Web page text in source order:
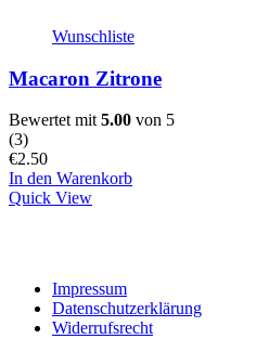
Wunschliste
Macaron Zitrone
Bewertet mit 5.00 von 5
(3)
€2.50
In den Warenkorb
Quick View
Impressum
Datenschutzerklärung
Widerrufsrecht